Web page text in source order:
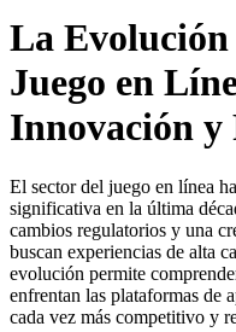
La
Juego en
Innovación y
El sector del juego en línea
significativa en la última
cambios regulatorios y una
buscan experiencias de alta
evolución permite
enfrentan las plataformas de
cada vez más competitivo y